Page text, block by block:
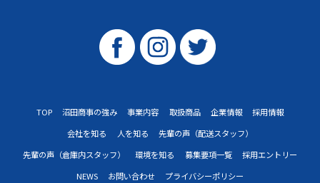
TOP 沼田商事の強み 事業内容 取扱商品 企業情報
採用情報
会社を知る
人を知る
先輩の声（配送スタッフ）
先輩の声（倉庫内スタッフ）
環境を知る 募集要項一覧
採用エントリー
NEWS
お問い合わせ プライバシーポリシー